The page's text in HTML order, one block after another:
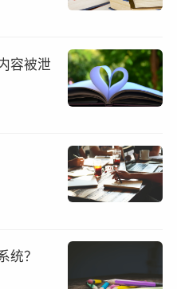
容被泄
统？